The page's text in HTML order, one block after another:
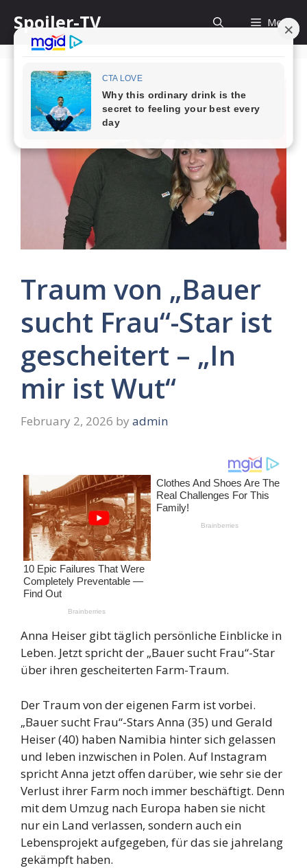
content
Spoiler-TV Menu
Traum von „Bauer
sucht Frau“-Star ist
gescheitert – „In
mir ist Wut“
February 2, 2026 by admin
Anna Heiser gibt täglich persönliche Einblicke in
Leben. Jetzt spricht der „Bauer sucht Frau“-Star
über ihren gescheiterten Farm-Traum.
Der Traum von der eigenen Farm ist vorbei.
„Bauer sucht Frau“-Stars Anna (35) und Gerald
Heiser (40) haben Namibia hinter sich gelassen
und leben inzwischen in Polen. Auf Instagram
spricht Anna jetzt offen darüber, wie sehr sie der
Verlust ihrer Farm noch immer beschäftigt. Denn
mit dem Umzug nach Europa haben sie nicht
nur ein Land verlassen, sondern auch ein
Lebensprojekt aufgegeben, für das sie jahrelang
gekämpft haben.